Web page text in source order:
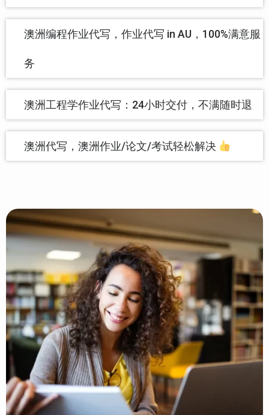
澳洲编程作业代写，作业代写 in AU，100%满意服
务
澳洲工程学作业代写：24小时交付，不满随时退
澳洲代写，澳洲作业/论文/考试轻松解决